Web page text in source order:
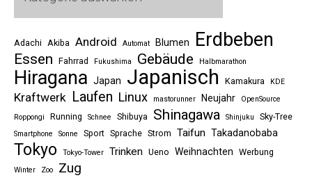
Adachi Akiba Android Automat Blumen Erdbeben
Essen Fahrrad Fukushima Gebäude Halbmarathon
Hiragana Japan Japanisch Kamakura KDE
Kraftwerk Laufen Linux mastorunner Neujahr
OpenSource
Roppongi
Running Schnee Shibuya Shinagawa Shinjuku Sky-Tree
Smartphone Sonne Sport Sprache Strom Taifun Takadanobaba
Tokyo Tokyo-Tower Trinken Ueno Weihnachten Werbung
Winter Zoo Zug